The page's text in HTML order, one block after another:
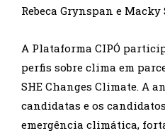
Rebeca Grynspan e Macky
A Plataforma CIPÓ
perfis sobre clima em
SHE Changes Climate. A
candidatas e os
emergência climática,